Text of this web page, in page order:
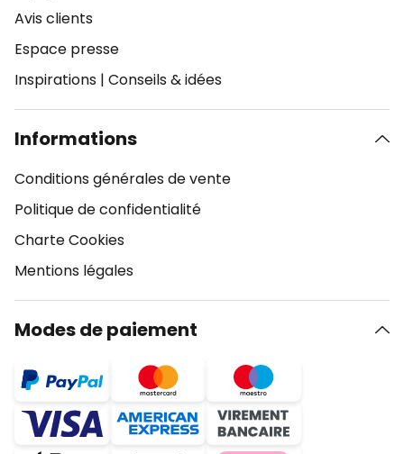
Avis clients
Espace presse
Inspirations | Conseils & idées
Informations
Conditions générales de vente
Politique de confidentialité
Charte Cookies
Mentions légales
Modes de paiement